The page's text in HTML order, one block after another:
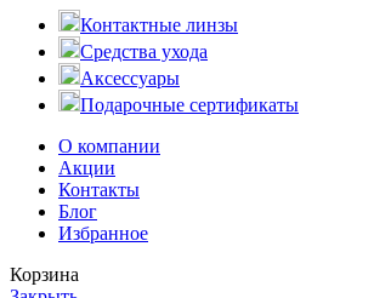
Контактные линзы
Средства ухода
Аксессуары
Подарочные сертификаты
О компании
Акции
Контакты
Блог
Избранное
Корзина